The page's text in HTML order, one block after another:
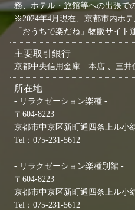
務、ホテル・旅館等への出張で
※2024年4月現在、京都市内ホ
「おうちで楽だね」物販サイト
主要取引銀行
京都中央信用金庫 本店 、三
所在地
- リラクゼーション楽種 -
〒604-8223
京都市中京区新町通四条上ル小
Tel：075-231-5612
- リラクゼーション楽種別館 -
〒604-8223
京都市中京区新町通四条上ル小
Tel：075-231-5612